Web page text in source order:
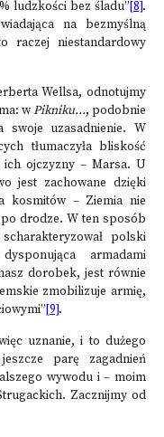
ludzkości bez śladu”[8].
na bezmyślną
raczej niestandardowy
Wellsa, odnotujmy
wPikniku…, podobnie
swoje uzasadnienie. W
tłumaczyła bliskość
ojczyzny – Marsa. U
jest zachowane dzięki
kosmitów – Ziemia nie
drodze. W ten sposób
polski
armadami
dorobek, jest równie
zmobilizuje armię,
[9].
uznanie, i to dużego
parę zagadnień
wywodu i – moim
Zacznijmy od